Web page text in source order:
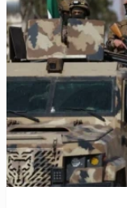
العسكرية من